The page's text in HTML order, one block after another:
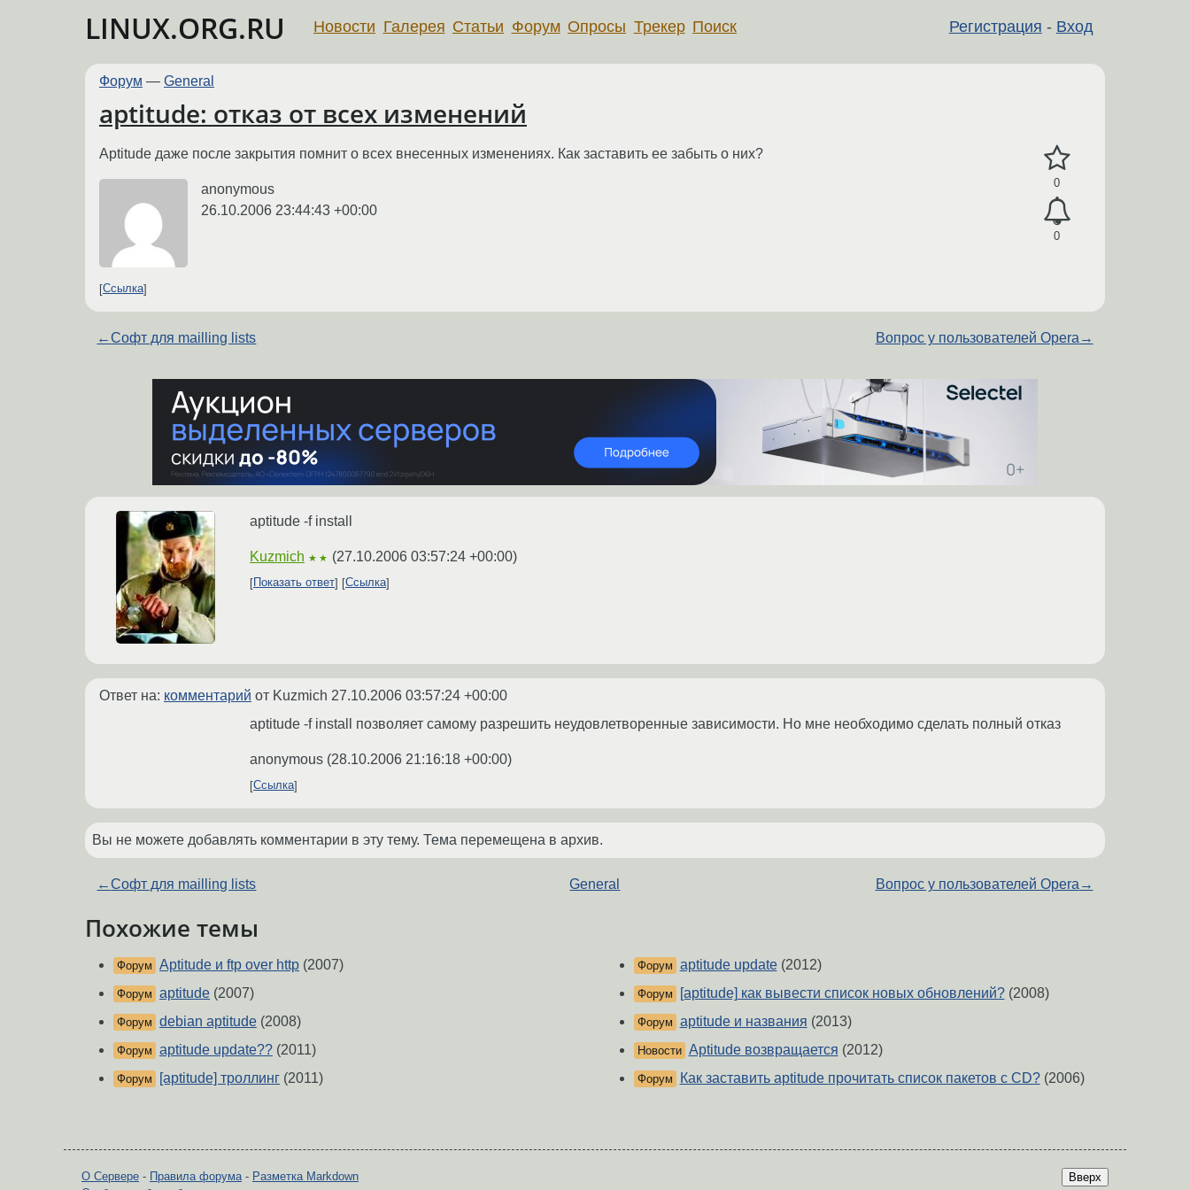
LINUX.ORG.RU Регистрация - Вход
Новости Галерея Статьи Форум Опросы Трекер Поиск
Форум — General
aptitude: отказ от всех изменений
0
0
Aptitude даже после закрытия помнит о всех внесенных изменениях. Как заставить ее забыть о них?
anonymous
26.10.2006 23:44:43 +00:00
Ссылка
←Софт для mailling lists Вопрос у пользователей Opera →
aptitude -f install
Kuzmich ★★ (27.10.2006 03:57:24 +00:00)
Показать ответ Ссылка
Ответ на: комментарий от Kuzmich 27.10.2006 03:57:24 +00:00
aptitude -f install позволяет самому разрешить неудовлетворенные зависимости. Но мне необходимо сделать полный отказ
anonymous (28.10.2006 21:16:18 +00:00)
Ссылка
Вы не можете добавлять комментарии в эту тему. Тема перемещена в архив.
←Софт для mailling lists General Вопрос у пользователей Opera →
Похожие темы
Форум Aptitude и ftp over http (2007)
Форум aptitude (2007)
Форум debian aptitude (2008)
Форум aptitude update?? (2011)
Форум [aptitude] троллинг (2011)
Форум aptitude update(2012)
Форум [aptitude] как вывести список новых обновлений?(2008)
Форум aptitude и названия (2013)
Новости Aptitude возвращается (2012)
Форум Как заставить aptitude прочитать список пакетов с CD?(2006)
Вверх
О Сервере - Правила форума- Разметка Markdown